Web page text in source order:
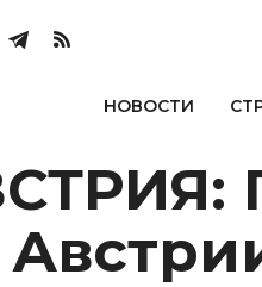
НОВОСТИ